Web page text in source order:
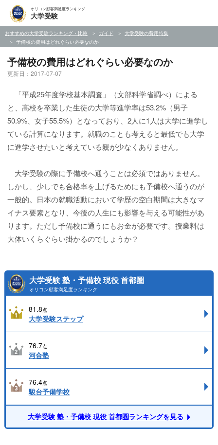
オリコン顧客満足度ランキング
大学受験
おすすめの大学受験ランキング・比較 ガイド
大学受験の費用特集
予備校の費用はどれぐらい必要なのか
予備校の費用はどれぐらい必要なのか
更新日：2017-07-07
「平成25年度学校基本調査」（文部科学省調べ）による
と、高校を卒業した生徒の大学等進学率は53.2%（男子
50.9%、女子55.5%）となっており、2人に1人は大学に進学し
ている計算になります。就職のことも考えると最低でも大学
に進学させたいと考えている親が少なくありません。
大学受験の際に予備校へ通うことは必須ではありません。
しかし、少しでも合格率を上げるためにも予備校へ通うのが
一般的。日本の就職活動において学歴の空白期間は大きなマ
イナス要素となり、今後の人生にも影響を与える可能性があ
ります。ただし予備校に通うにもお金が必要です。授業料は
大体いくらぐらい掛かるのでしょうか？
大学受験 塾・予備校 現役 首都圏
オリコン顧客満足度ランキング
81.8点
大学受験ステップ
76.7点
河合塾
76.4点
駿台予備学校
大学受験 塾・予備校 現役 首都圏ランキングを見る